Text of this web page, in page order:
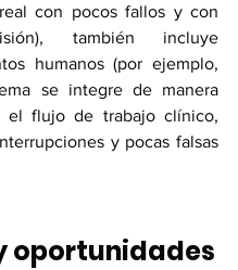
con pocos fallos y con
también incluye
humanos (por ejemplo,
se integre de manera
el flujo de trabajo clínico,
y pocas falsas
oportunidades